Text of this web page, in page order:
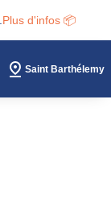
Plus d'infos 📦
Saint Barthélemy